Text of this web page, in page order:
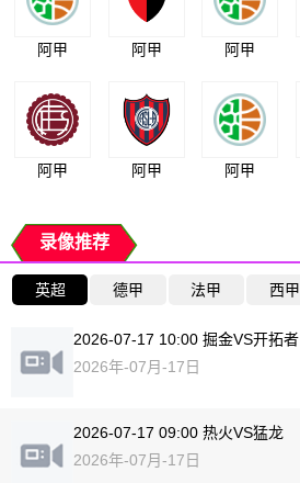
阿甲 阿甲 阿甲
阿甲 阿甲 阿甲
录像推荐
英超 德甲 法甲 西甲
2026-07-17 10:00 掘金VS开拓者
2026年-07月-17日
2026-07-17 09:00 热火VS猛龙
2026年-07月-17日